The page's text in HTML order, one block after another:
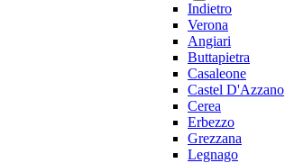
Indietro
Verona
Angiari
Buttapietra
Casaleone
Castel D'Azzano
Cerea
Erbezzo
Grezzana
Legnago